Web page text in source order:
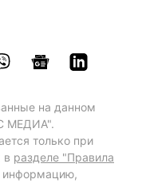
на данном
МЕДИА".
только при
в разделе "Правила
информацию,